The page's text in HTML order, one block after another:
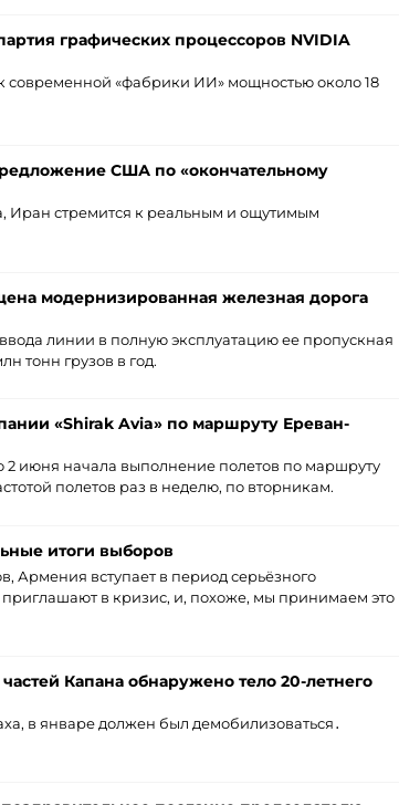
графических процессоров NVIDIA
современной «фабрики ИИ» мощностью около 18
США по «окончательному
Иран стремится к реальным и ощутимым
модернизированная железная дорога
линии в полную эксплуатацию ее пропускная
тонн грузов в год.
«Shirak Avia» по маршруту Ереван-
2 июня начала выполнение полетов по маршруту
полетов раз в неделю, по вторникам.
итоги выборов
Армения вступает в период серьёзного
в кризис, и, похоже, мы принимаем это
Капана обнаружено тело 20-летнего
в январе должен был демобилизоваться․